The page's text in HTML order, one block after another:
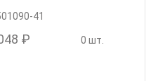
41
₽ 0 шт.